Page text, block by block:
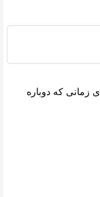
زمانی که دوباره